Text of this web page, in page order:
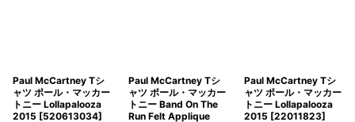
Paul McCartney Tシ
ャツ ポール・マッカー
トニー Lollapalooza
2015 [520613034]
Paul McCartney Tシ
ャツ ポール・マッカー
トニー Band On The
Run Felt Applique
Paul McCartney Tシ
ャツ ポール・マッカー
トニー Lollapalooza
2015 [22011823]